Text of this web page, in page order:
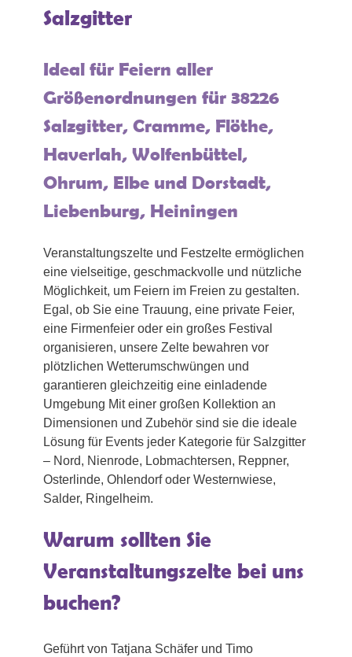
Salzgitter
Ideal für Feiern aller
Größenordnungen für 38226
Salzgitter, Cramme, Flöthe,
Haverlah, Wolfenbüttel,
Ohrum, Elbe und Dorstadt,
Liebenburg, Heiningen
Veranstaltungszelte und Festzelte ermöglichen
eine vielseitige, geschmackvolle und nützliche
Möglichkeit, um Feiern im Freien zu gestalten.
Egal, ob Sie eine Trauung, eine private Feier,
eine Firmenfeier oder ein großes Festival
organisieren, unsere Zelte bewahren vor
plötzlichen Wetterumschwüngen und
garantieren gleichzeitig eine einladende
Umgebung Mit einer großen Kollektion an
Dimensionen und Zubehör sind sie die ideale
Lösung für Events jeder Kategorie für Salzgitter
– Nord, Nienrode, Lobmachtersen, Reppner,
Osterlinde, Ohlendorf oder Westernwiese,
Salder, Ringelheim.
Warum sollten Sie
Veranstaltungszelte bei uns
buchen?
Geführt von Tatjana Schäfer und Timo